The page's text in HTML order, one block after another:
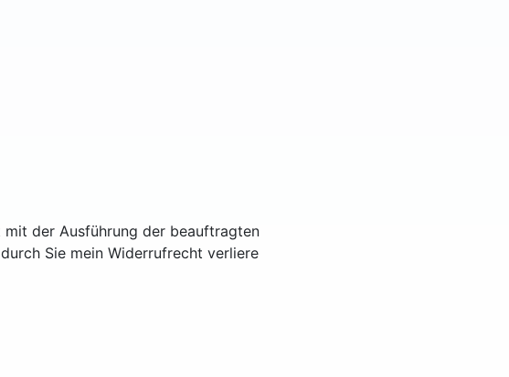
der Ausführung der beauftragten
Sie mein Widerrufrecht verliere